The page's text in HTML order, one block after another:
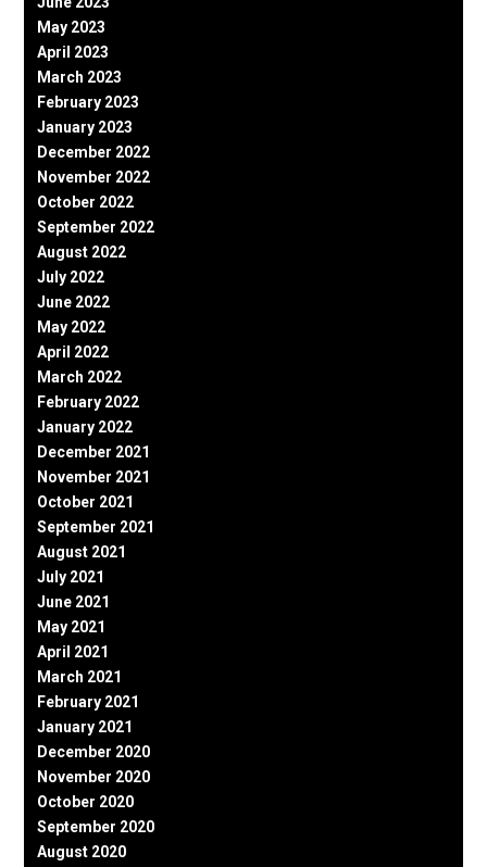
May 2023
April 2023
March 2023
February 2023
January 2023
December 2022
November 2022
October 2022
September 2022
August 2022
July 2022
June 2022
May 2022
April 2022
March 2022
February 2022
January 2022
December 2021
November 2021
October 2021
September 2021
August 2021
July 2021
June 2021
May 2021
April 2021
March 2021
February 2021
January 2021
December 2020
November 2020
October 2020
September 2020
August 2020